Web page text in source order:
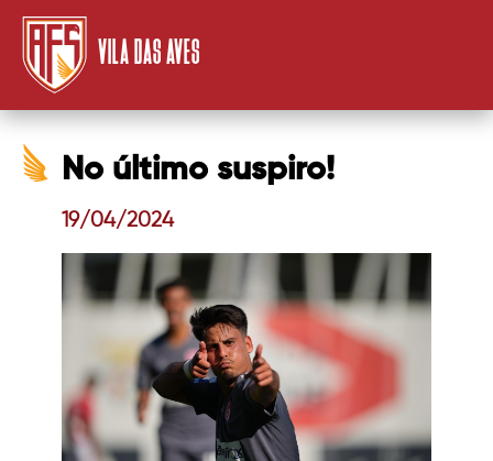
VILA DAS AVES
No último suspiro!
19/04/2024